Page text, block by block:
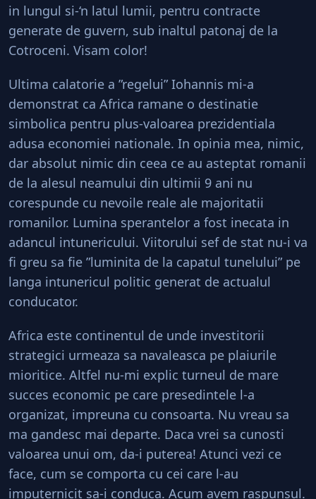
in lungul si-‘n latul lumii, pentru contracte
generate de guvern, sub inaltul patonaj de la
Cotroceni. Visam color!
Ultima calatorie a ”regelui” Iohannis mi-a
demonstrat ca Africa ramane o destinatie
simbolica pentru plus-valoarea prezidentiala
adusa economiei nationale. In opinia mea, nimic,
dar absolut nimic din ceea ce au asteptat romanii
de la alesul neamului din ultimii 9 ani nu
corespunde cu nevoile reale ale majoritatii
romanilor. Lumina sperantelor a fost inecata in
adancul intunericului. Viitorului sef de stat nu-i va
fi greu sa fie ”luminita de la capatul tunelului” pe
langa intunericul politic generat de actualul
conducator.
Africa este continentul de unde investitorii
strategici urmeaza sa navaleasca pe plaiurile
mioritice. Altfel nu-mi explic turneul de mare
succes economic pe care presedintele l-a
organizat, impreuna cu consoarta. Nu vreau sa
ma gandesc mai departe. Daca vrei sa cunosti
valoarea unui om, da-i puterea! Atunci vezi ce
face, cum se comporta cu cei care l-au
imputernicit sa-i conduca. Acum avem raspunsul.